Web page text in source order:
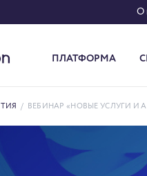
О
ПЛАТФОРМА
/ ВЕБИНАР «НОВЫЕ УСЛУГИ И